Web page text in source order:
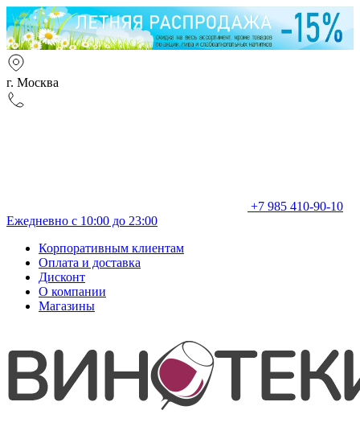
г. Москва
+7 985 410-90-10
Ежедневно с 10:00 до 23:00
Корпоративным клиентам
Оплата и доставка
Дисконт
О компании
Магазины